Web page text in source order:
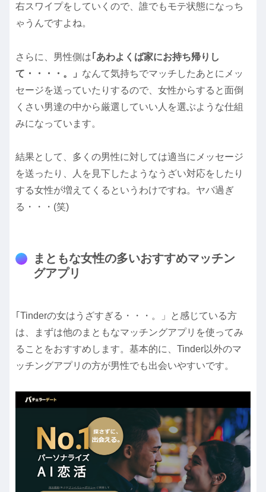
右スワイプをしていくので、誰でもモテ状態になっち
ゃうんですよね。
さらに、男性側は｢あわよくば家にお持ち帰りし
て・・・・。」 なんて気持ちでマッチしたあとにメッ
セージを送っていたりするので、女性からすると面倒
くさい男達の中から厳選していい人を選ぶような仕組
みになっています。
結果として、多くの男性に対しては適当にメッセージ
を送ったり、人を見下したようなうざい対応をしたり
する女性が増えてくるというわけですね。ヤバ過ぎ
る・・・(笑)
まともな女性の多いおすすめマッチン
グアプリ
｢Tinderの女はうざすぎる・・・。」と感じている方
は、まずは他のまともなマッチングアプリを使ってみ
ることをおすすめします。基本的に、Tinder以外のマ
ッチングアプリの方が男性でも出会いやすいです。